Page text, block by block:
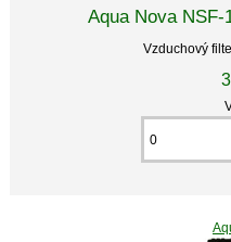
Aqua Nova
Vzduchový